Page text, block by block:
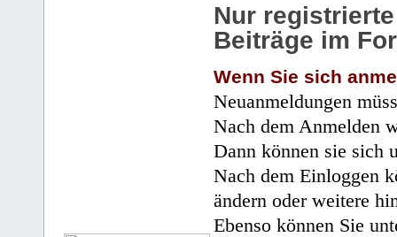
Nur
Beiträge im
Wenn Sie sich
Neuanmeldungen
Nach dem Anmelden
Dann können sie sich
Nach dem Einloggen
ändern oder weitere
Ebenso können Sie